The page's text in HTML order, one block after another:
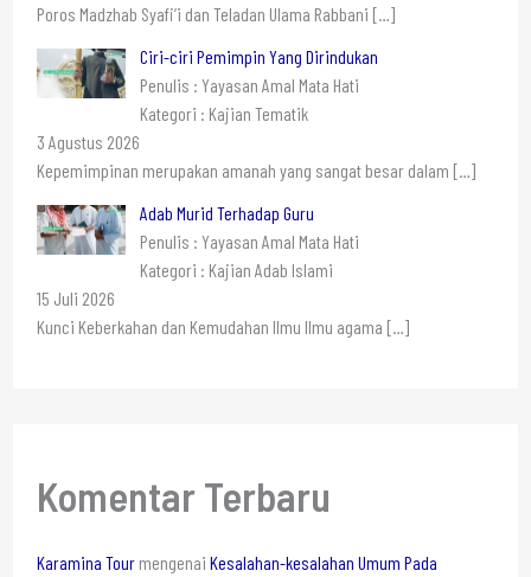
Poros Madzhab Syafi’i dan Teladan Ulama Rabbani […]
Ciri-ciri Pemimpin Yang Dirindukan
Penulis : Yayasan Amal Mata Hati
Kategori : Kajian Tematik
3 Agustus 2026
Kepemimpinan merupakan amanah yang sangat besar dalam […]
Adab Murid Terhadap Guru
Penulis : Yayasan Amal Mata Hati
Kategori : Kajian Adab Islami
15 Juli 2026
Kunci Keberkahan dan Kemudahan Ilmu Ilmu agama […]
Komentar Terbaru
Karamina Tourmengenai Kesalahan-kesalahan Umum Pada